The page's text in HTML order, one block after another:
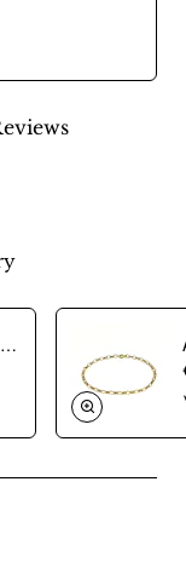
Aarmband, zilver jasseron 4,5mm. (lengte 18cm.) - 10274